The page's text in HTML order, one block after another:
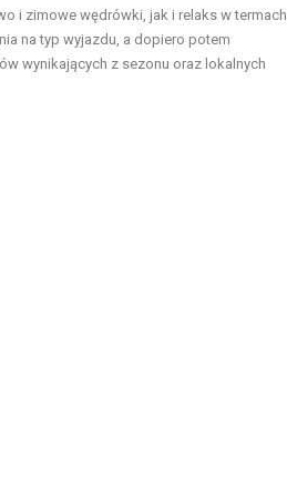
i zimowe wędrówki, jak i relaks w termach
na typ wyjazdu, a dopiero potem
wynikających z sezonu oraz lokalnych